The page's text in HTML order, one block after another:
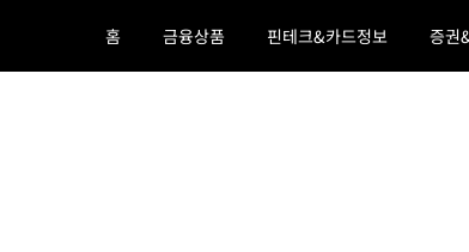
content
홈 금융상품 핀테크&카드정보 증권